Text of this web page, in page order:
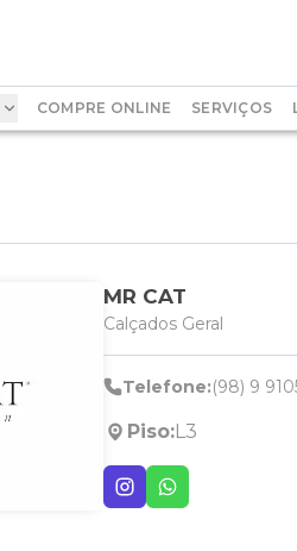
COMPRE ONLINE SERVIÇOS
MR CAT
Calçados Geral
Telefone:(98) 9
Piso:L3